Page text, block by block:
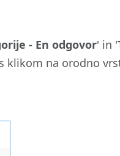
- En odgovor' in '
klikom na orodno